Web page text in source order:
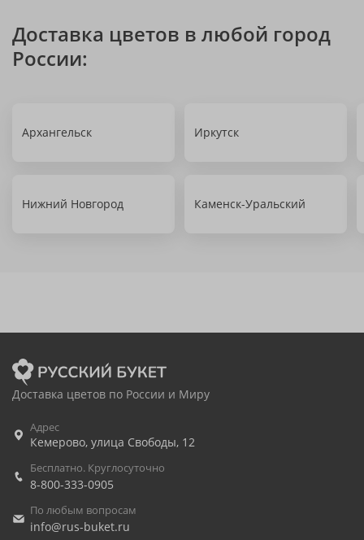
Доставка цветов в любой город
России:
Архангельск Иркутск
Нижний Новгород Каменск-Уральский
Доставка цветов по России и Миру
Адрес
Кемерово, улица Свободы, 12
Бесплатно. Круглосуточно
8-800-333-0905
По любым вопросам
info@rus-buket.ru